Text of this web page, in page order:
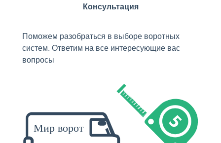
Консультация
Поможем разобраться в выборе воротных
систем. Ответим на все интересующие вас
вопросы